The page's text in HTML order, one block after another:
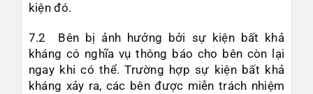
kiện đó.
7.2 Bên bị ảnh hưởng bởi sự kiện bất khả
kháng có nghĩa vụ thông báo cho bên còn lại
ngay khi có thể. Trường hợp sự kiện bất khả
kháng xảy ra, các bên được miễn trách nhiệm